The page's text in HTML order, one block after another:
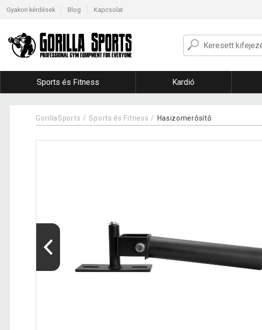
Gyakori kérdések Blog Kapcsolat
Sports és Fitness Kardió
GorillaSports Sports és Fitness Hasizomerősítő